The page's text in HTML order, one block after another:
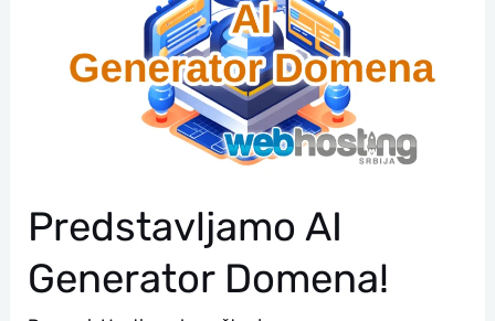
Predstavljamo AI
Generator Domena!